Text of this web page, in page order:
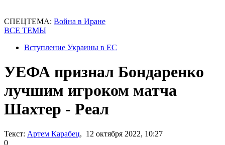
СПЕЦТЕМА: Война в Иране
ВСЕ ТЕМЫ
Вступление Украины в ЕС
УЕФА признал Бондаренко
лучшим игроком матча
Шахтер - Реал
Текст: Артем Карабец, 12 октября 2022, 10:27
0